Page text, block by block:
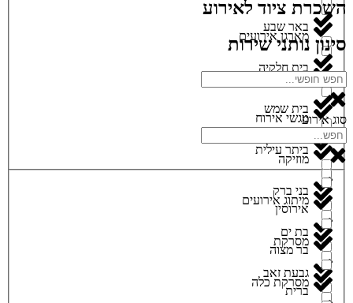
מארגן אירועים
מגנטים
מגשי אירוח
מוזיקה
מיתוג אירועים
מסרקת
מסרקת כלה
באר שבע
בית חלקיה
בית שמש
ביתר עילית
בני ברק
בת ים
גבעת זאב
השכרת ציוד לאירוע
סינון נותני שירות
סוג אירוע
אירוסין
בר מצוה
ברית